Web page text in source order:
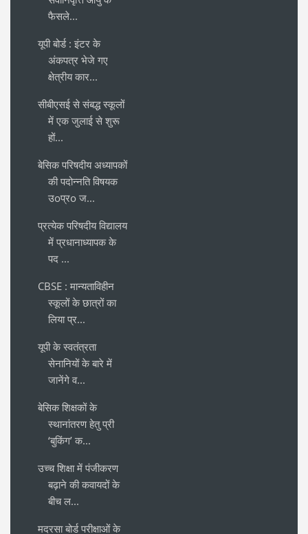
फैसले...
यूपी बोर्ड : इंटर के
अंकपत्र भेजे गए
क्षेत्रीय कार...
सीबीएसई से संबद्ध स्कूलों
में एक जुलाई से शुरू
हों...
बेसिक परिषदीय अध्यापकों
की पदोन्नति विषयक
उoप्रo ज...
प्रत्येक परिषदीय विद्यालय
में प्रधानाध्यापक के
पद ...
CBSE : मान्यताविहीन
स्कूलों के छात्रों का
लिया प्र...
यूपी के स्वतंत्रता
सेनानियों के बारे में
जानेंगे व...
बेसिक शिक्षकों के
स्थानांतरण हेतु प्री
‘बुकिंग’ क...
उच्च शिक्षा में पंजीकरण
बढ़ाने की कवायदों के
बीच ल...
मदरसा बोर्ड परीक्षाओं के